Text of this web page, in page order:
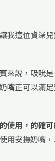
這位資深
來說，吸吮
嘴正可以滿
使用，的確
用安撫奶嘴